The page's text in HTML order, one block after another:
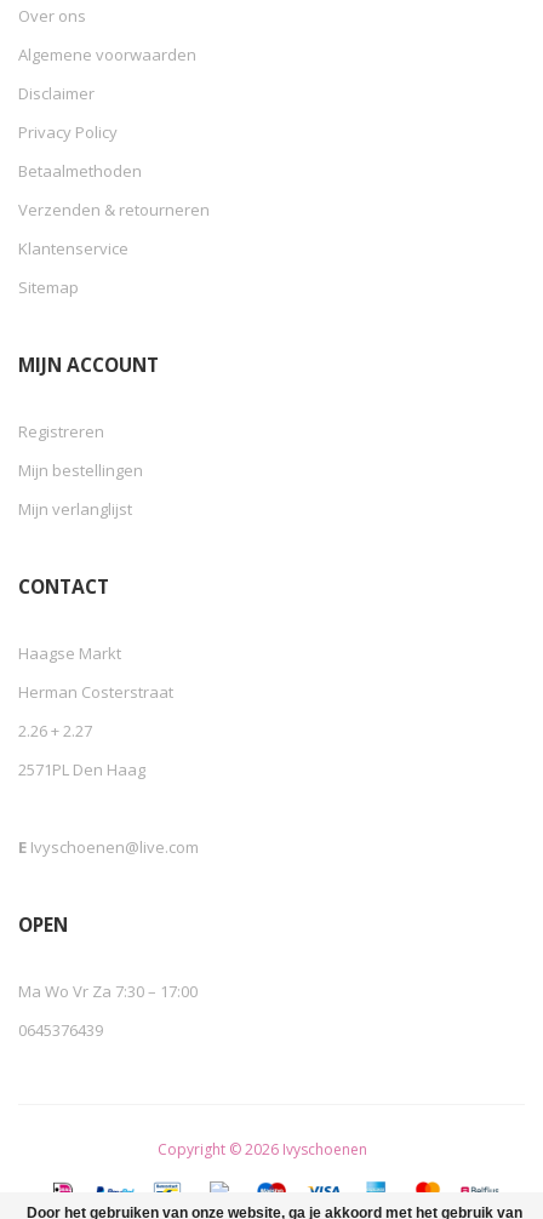
Over ons
Algemene voorwaarden
Disclaimer
Privacy Policy
Betaalmethoden
Verzenden & retourneren
Klantenservice
Sitemap
MIJN ACCOUNT
Registreren
Mijn bestellingen
Mijn verlanglijst
CONTACT
Haagse Markt
Herman Costerstraat
2.26 + 2.27
2571PL Den Haag
E Ivyschoenen@live.com
OPEN
Ma Wo Vr Za 7:30 – 17:00
0645376439
Copyright © 2026 Ivyschoenen
Door het gebruiken van onze website, ga je akkoord met het gebruik van